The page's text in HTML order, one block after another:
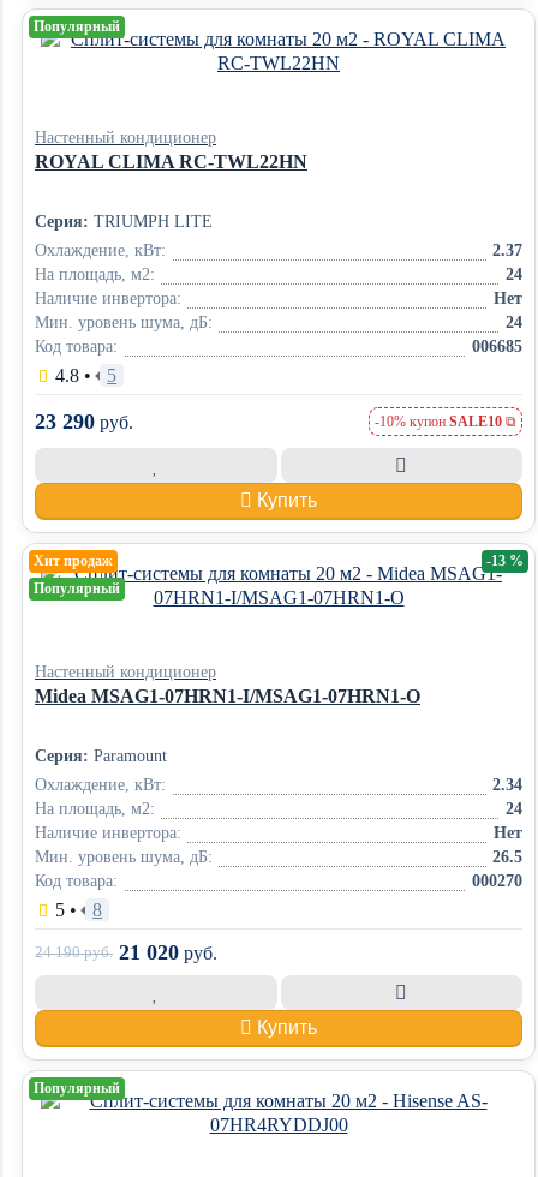
Популярный
Настенный кондиционер
ROYAL CLIMA RC-TWL22HN
Серия: TRIUMPH LITE
Охлаждение, кВт:
2.37
На площадь, м2:
24
Наличие инвертора:
Нет
Мин. уровень шума, дБ:
24
Код товара:
006685
4.8 • 5
23 290 руб. -10% купон SALE10
Купить
Хит продаж
Популярный
Настенный кондиционер
Midea MSAG1-07HRN1-I/MSAG1-07HRN1-O
Серия: Paramount
Охлаждение, кВт:
2.34
На площадь, м2:
24
Наличие инвертора:
Нет
Мин. уровень шума, дБ:
26.5
Код товара:
000270
5 • 8
-13 %
24 190руб. 21 020 руб.
Купить
Популярный